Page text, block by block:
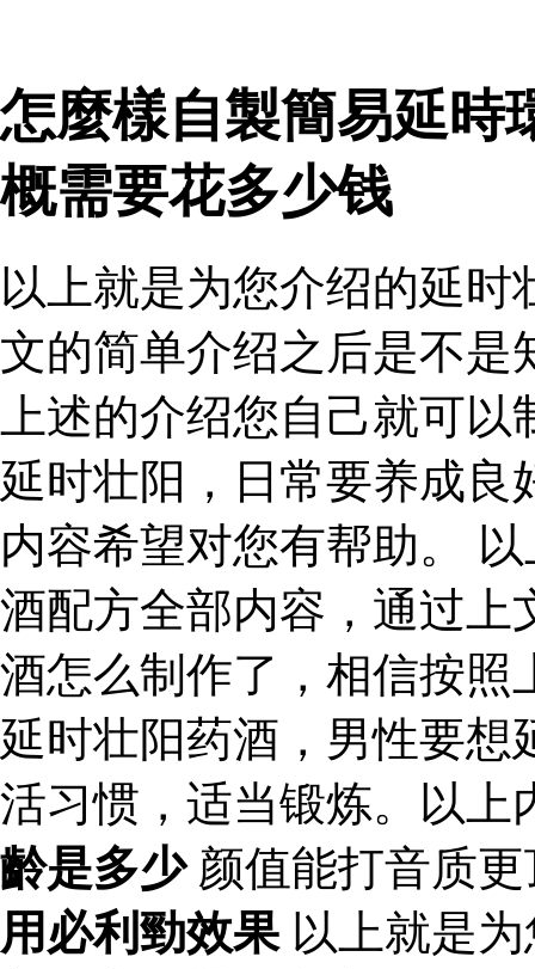
怎麼樣自製簡易延時
概需要花多少钱
以上就是为您介绍的延
文的简单介绍之后是不是
上述的介绍您自己就可
延时壮阳，日常要养成良
内容希望对您有帮助。
酒配方全部内容，通过上
酒怎么制作了，相信按照
延时壮阳药酒，男性要想
活习惯，适当锻炼。以上
齡是多少颜值能打音质
用必利勁效果以上就是为